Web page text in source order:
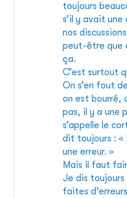
toujours
s’il y avait
nos
peut-être que
ça.
C’est surtout
On s’en fout
on est bourré,
pas, il y a une
s’appelle le
dit toujours : «
une erreur. »
Mais il faut
Je dis toujours
faites